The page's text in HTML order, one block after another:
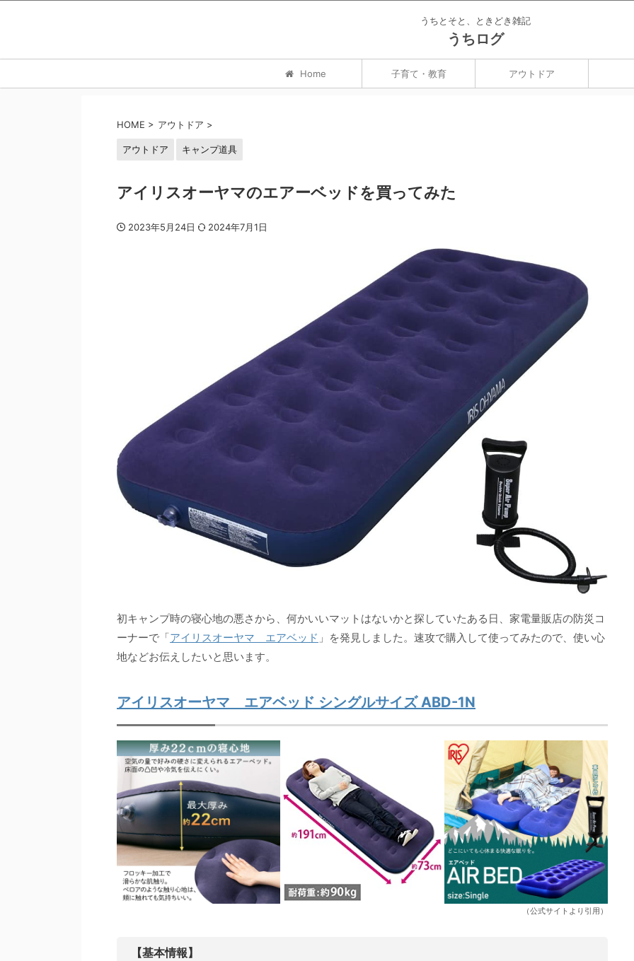
うちとそと、ときどき雑記
うちログ
Home 子育て・教育 アウトドア
HOME > アウトドア >
アウトドア キャンプ道具
アイリスオーヤマのエアーベッドを買ってみた
2023年5月24日 2024年7月1日
初キャンプ時の寝心地の悪さから、何かいいマットはないかと探していたある日、家電量販店の防災コ
ーナーで「アイリスオーヤマ エアベッド 」を発見しました。速攻で購入して使ってみたので、使い心
地などお伝えしたいと思います。
アイリスオーヤマ エアベッド シングルサイズ ABD-1N
（公式サイトより引用）
【基本情報】